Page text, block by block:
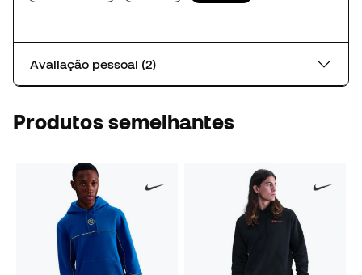
Avaliação pessoal (2)
Produtos semelhantes